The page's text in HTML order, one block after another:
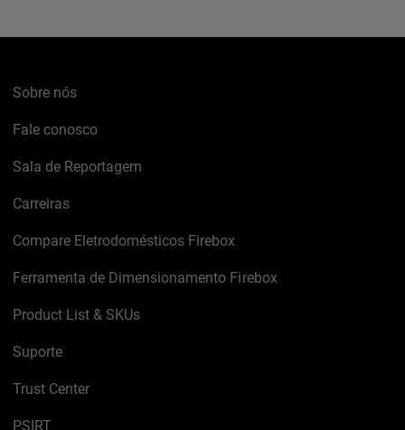
Sobre nós
Fale conosco
Sala de Reportagem
Carreiras
Compare Eletrodomésticos Firebox
Ferramenta de Dimensionamento Firebox
Product List & SKUs
Suporte
Trust Center
PSIRT